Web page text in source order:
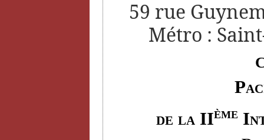
59 rue
Métro :
de la IIème